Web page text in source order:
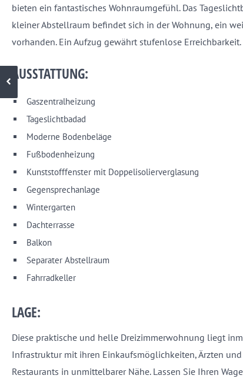
bieten ein fantastisches Wohnraumgefühl. Das
kleiner Abstellraum befindet sich in der Wohnung, ein
vorhanden. Ein Aufzug gewährt stufenlose Erreichbarkeit.
AUSSTATTUNG:
Gaszentralheizung
Tageslichtbadad
Moderne Bodenbeläge
Fußbodenheizung
Kunststofffenster mit Doppelisolierverglasung
Gegensprechanlage
Wintergarten
Dachterrasse
Balkon
Separater Abstellraum
Fahrradkeller
LAGE:
Diese praktische und helle Dreizimmerwohnung liegt
Infrastruktur mit ihren Einkaufsmöglichkeiten, Ärzten
Restaurants in unmittelbarer Nähe. Lassen Sie Ihren